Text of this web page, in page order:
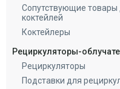
Сопутствующие товары
коктейлей
Коктейлеры
Рециркуляторы-
Рециркуляторы
Подставки для